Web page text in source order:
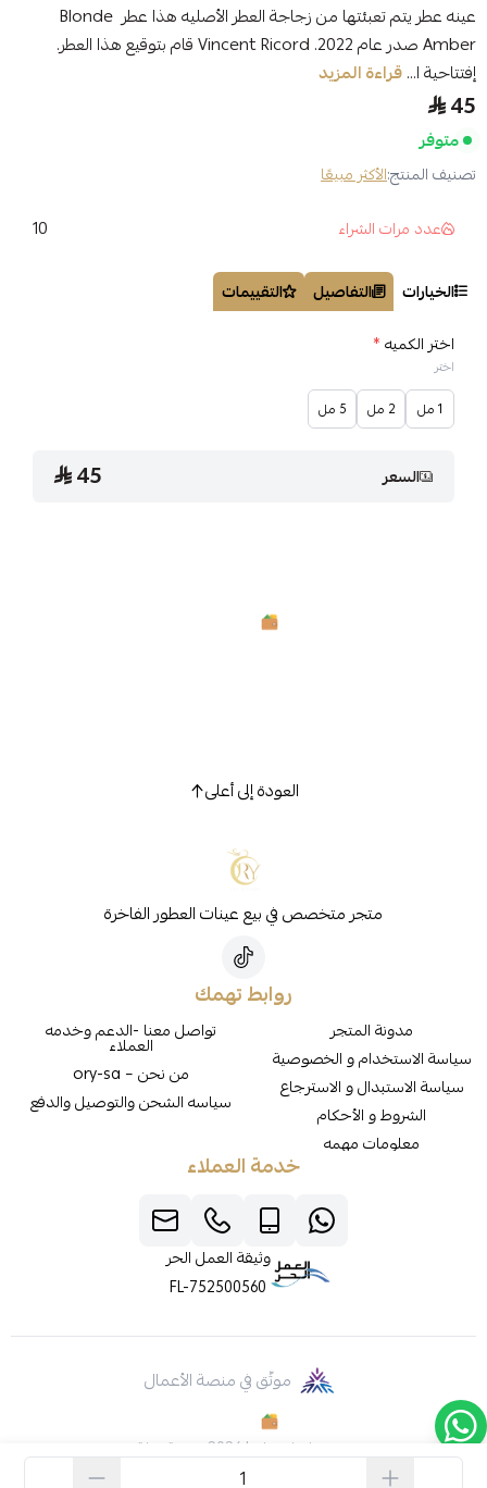
عينه عطر يتم تعبئتها من زجاجة العطر الأصليه هذا عطر Blonde
Amber صدر عام 2022. Vincent Ricord قام بتوقيع هذا العطر.
إفتتاحية ا...قراءة المزيد
45
متوفر
تصنيف المنتج:الأكثر مبيعًا
عدد مرات الشراء
10
الخيارات التفاصيل
التقييمات
اختر الكميه*
اختر
1 مل 2 مل 5 مل
السعر 45
العودة إلى أعلى
متجر متخصص في بيع عينات العطور الفاخرة
روابط تهمك
مدونة المتجر
سياسة الاستخدام و الخصوصية
سياسة الاستبدال و الاسترجاع
الشروط و الأحكام
معلومات مهمه
تواصل معنا -الدعم وخدمه
العملاء
من نحن – ory-sa
سياسه الشحن والتوصيل والدفع
خدمة العملاء
وثيقة العمل الحر
FL-752500560
موثّق في منصة الأعمال
صنع بإتقان على | 2026 منصة سلة